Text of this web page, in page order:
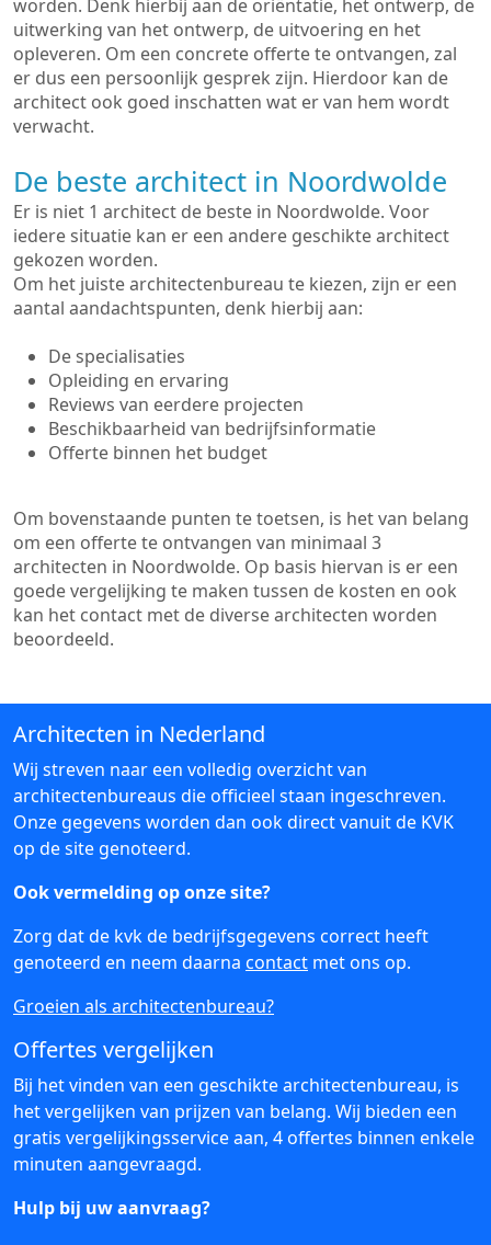
worden. Denk hierbij aan de oriëntatie, het ontwerp, de
uitwerking van het ontwerp, de uitvoering en het
opleveren. Om een concrete offerte te ontvangen, zal
er dus een persoonlijk gesprek zijn. Hierdoor kan de
architect ook goed inschatten wat er van hem wordt
verwacht.
De beste architect in Noordwolde
Er is niet 1 architect de beste in Noordwolde. Voor
iedere situatie kan er een andere geschikte architect
gekozen worden.
Om het juiste architectenbureau te kiezen, zijn er een
aantal aandachtspunten, denk hierbij aan:
De specialisaties
Opleiding en ervaring
Reviews van eerdere projecten
Beschikbaarheid van bedrijfsinformatie
Offerte binnen het budget
Om bovenstaande punten te toetsen, is het van belang
om een offerte te ontvangen van minimaal 3
architecten in Noordwolde. Op basis hiervan is er een
goede vergelijking te maken tussen de kosten en ook
kan het contact met de diverse architecten worden
beoordeeld.
Architecten in Nederland
Wij streven naar een volledig overzicht van
architectenbureaus die officieel staan ingeschreven.
Onze gegevens worden dan ook direct vanuit de KVK
op de site genoteerd.
Ook vermelding op onze site?
Zorg dat de kvk de bedrijfsgegevens correct heeft
genoteerd en neem daarna contact met ons op.
Groeien als architectenbureau?
Offertes vergelijken
Bij het vinden van een geschikte architectenbureau, is
het vergelijken van prijzen van belang. Wij bieden een
gratis vergelijkingsservice aan, 4 offertes binnen enkele
minuten aangevraagd.
Hulp bij uw aanvraag?